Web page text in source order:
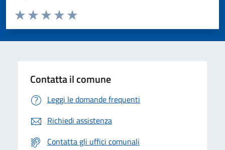
Valuta da 1 a 5 stelle la pagina
Valuta 5 stelle su 5
Valuta 4 stelle su 5
Valuta 3 stelle su 5
Valuta 2 stelle su 5
Valuta 1 stelle su 5
Contatta il comune
Leggi le domande frequenti
Richiedi assistenza
Contatta gli uffici comunali